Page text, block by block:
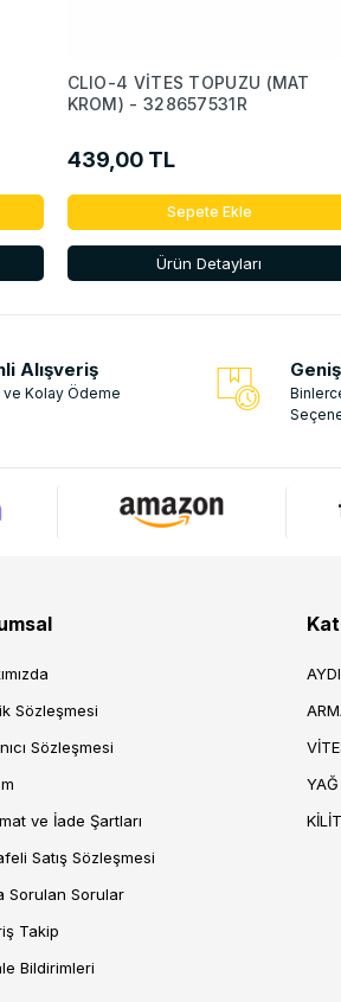
CLIO-4 VİTES TOPUZU (MAT
KROM) - 328657531R
439,00 TL
Sepete Ekle
Ürün Detayları
Alışveriş
ve Kolay Ödeme
Sözleşmesi
Sözleşmesi
ve İade Şartları
Satış Sözleşmesi
Sorulan Sorular
Takip
Bildirimleri